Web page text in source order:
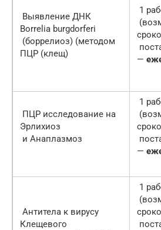
Выявление ДНК
Borrelia burgdorferi
(боррелиоз) (методом
ПЦР (клещ)
1
—
ПЦР исследование на
Эрлихиоз
и Анаплазмоз
1
—
Антитела к вирусу
Клещевого
1